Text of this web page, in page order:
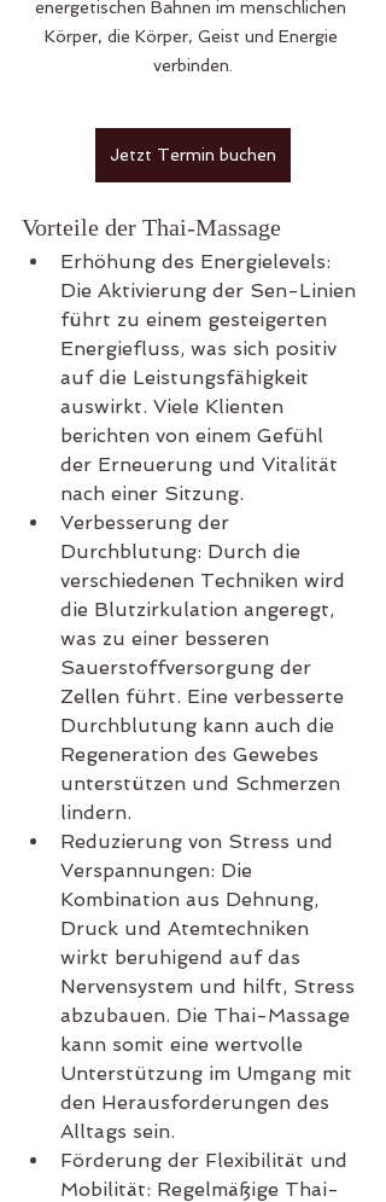
energetischen Bahnen im menschlichen
Körper, die Körper, Geist und Energie
verbinden.
Jetzt Termin buchen
Vorteile der Thai-Massage
Erhöhung des Energielevels:
Die Aktivierung der Sen-Linien
führt zu einem gesteigerten
Energiefluss, was sich positiv
auf die Leistungsfähigkeit
auswirkt. Viele Klienten
berichten von einem Gefühl
der Erneuerung und Vitalität
nach einer Sitzung.
Verbesserung der
Durchblutung: Durch die
verschiedenen Techniken wird
die Blutzirkulation angeregt,
was zu einer besseren
Sauerstoffversorgung der
Zellen führt. Eine verbesserte
Durchblutung kann auch die
Regeneration des Gewebes
unterstützen und Schmerzen
lindern.
Reduzierung von Stress und
Verspannungen: Die
Kombination aus Dehnung,
Druck und Atemtechniken
wirkt beruhigend auf das
Nervensystem und hilft, Stress
abzubauen. Die Thai-Massage
kann somit eine wertvolle
Unterstützung im Umgang mit
den Herausforderungen des
Alltags sein.
Förderung der Flexibilität und
Mobilität: Regelmäßige Thai-